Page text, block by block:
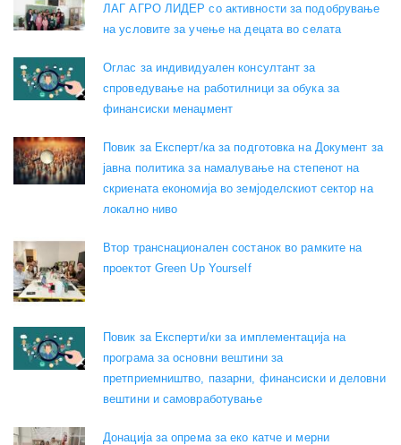
ЛАГ АГРО ЛИДЕР со активности за подобрување
на условите за учење на децата во селата
Оглас за индивидуален консултант за
спроведување на работилници за обука за
финансиски менаџмент
Повик за Експерт/ка за подготовка на Документ за
јавна политика за намалување на степенот на
скриената економија во земјоделскиот сектор на
локално ниво
Втор транснационален состанок во рамките на
проектот Green Up Yourself
Повик за Експерти/ки за имплементација на
програма за основни вештини за
претприемништво, пазарни, финансиски и деловни
вештини и самовработување
Донација за опрема за еко катче и мерни